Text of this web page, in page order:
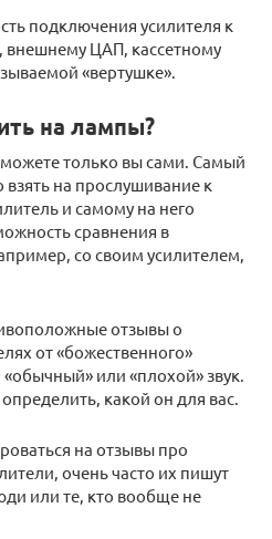
подключения усилителя к
внешнему ЦАП, кассетному
«вертушке».
на лампы?
только вы сами. Самый
на прослушивание к
и самому на него
сравнения в
со своим усилителем,
отзывы о
от «божественного»
или «плохой» звук.
какой он для вас.
на отзывы про
очень часто их пишут
или те, кто вообще не